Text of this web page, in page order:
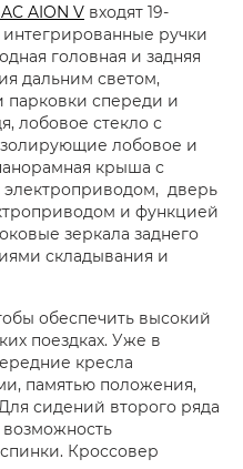
AION V входят 19-
ручки
головная и задняя
дальним светом,
парковки спереди и
лобовое стекло с
лобовое и
крыша с
дверь
и функцией
зеркала заднего
складывания и
обеспечить высокий
поездках. Уже в
кресла
памятью положения,
сидений второго ряда
Кроссовер